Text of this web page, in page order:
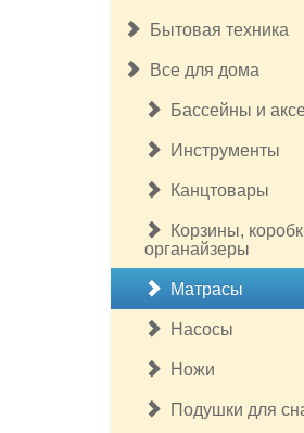
Бытовая техника
Все для дома
Бассейны и
Инструменты
Канцтовары
Корзины,
органайзеры
Матрасы
Насосы
Ножи
Подушки для